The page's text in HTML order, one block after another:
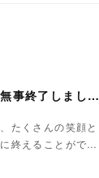
2026サマーコンサート無事終了しました。
たくさんの笑顔と
終えることがで…